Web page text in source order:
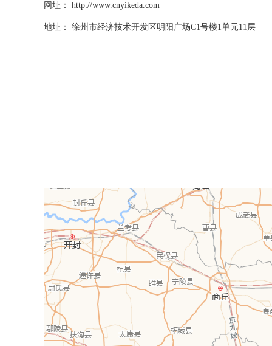
网址： http://www.cnyikeda.com
地址： 徐州市经济技术开发区明阳广场C1号楼1单元11层